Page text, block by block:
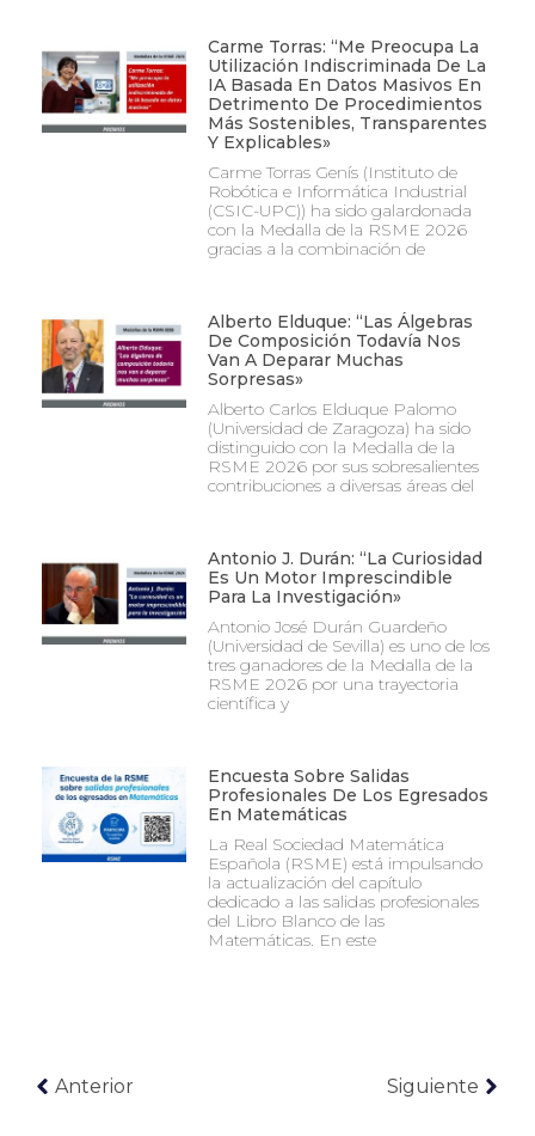
Carme Torras: “Me Preocupa La
Utilización Indiscriminada De La
IA Basada En Datos Masivos En
Detrimento De Procedimientos
Más Sostenibles, Transparentes
Y Explicables»
Carme Torras Genís (Instituto de
Robótica e Informática Industrial
(CSIC-UPC)) ha sido galardonada
con la Medalla de la RSME 2026
gracias a la combinación de
Alberto Elduque: “Las Álgebras
De Composición Todavía Nos
Van A Deparar Muchas
Sorpresas»
Alberto Carlos Elduque Palomo
(Universidad de Zaragoza) ha sido
distinguido con la Medalla de la
RSME 2026 por sus sobresalientes
contribuciones a diversas áreas del
Antonio J. Durán: “La Curiosidad
Es Un Motor Imprescindible
Para La Investigación»
Antonio José Durán Guardeño
(Universidad de Sevilla) es uno de los
tres ganadores de la Medalla de la
RSME 2026 por una trayectoria
científica y
Encuesta Sobre Salidas
Profesionales De Los Egresados
En Matemáticas
La Real Sociedad Matemática
Española (RSME) está impulsando
la actualización del capítulo
dedicado a las salidas profesionales
del Libro Blanco de las
Matemáticas. En este
Anterior Siguiente